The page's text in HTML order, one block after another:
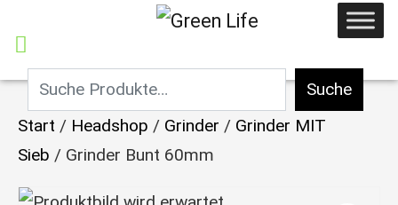
Suche
Start / Headshop / Grinder / Grinder MIT
Sieb / Grinder Bunt 60mm